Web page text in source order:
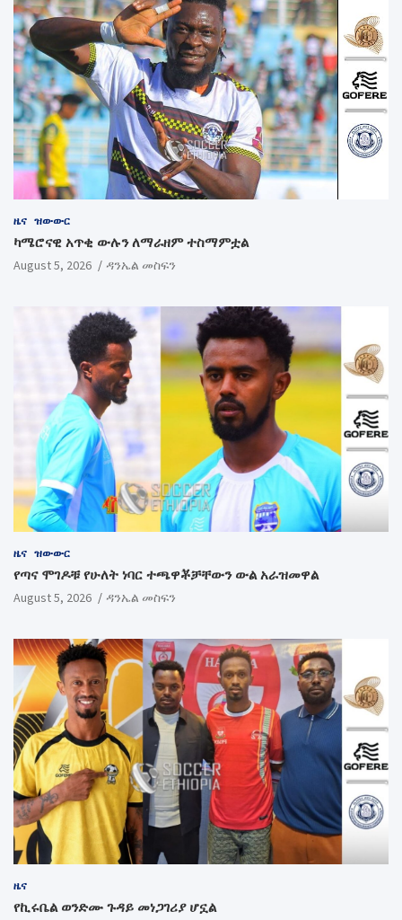
ዜና ዝውውር
ካሜሮናዊ አጥቂ ውሉን ለማራዘም ተስማምቷል
August 5, 2026 ዳንኤል መስፍን
ዜና ዝውውር
የጣና ሞገዶቹ የሁለት ነባር ተጫዋቾቻቸውን ውል አራዝመዋል
August 5, 2026 ዳንኤል መስፍን
ዜና
የኪሩቤል ወንድሙ ጉዳይ መነጋገሪያ ሆኗል